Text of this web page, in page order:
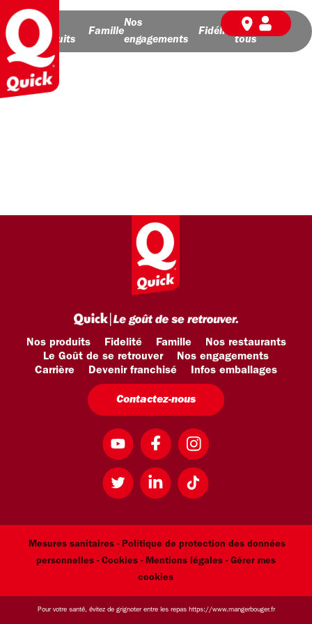
Nos
produits
Famille
Nos
engagements
Fidélité
BD pour
tous
Nos produits Fidelité Famille
Nos restaurants
Le Goût de se retrouver
Nos engagements
Carrière
Devenir franchisé Infos emballages
Contactez-nous
Mesures sanitaires - Politique de protection des données
personnelles - Cookies - Mentions légales - Gérer mes
cookies
Pour votre santé, évitez de grignoter entre les repas https://www.mangerbouger.fr